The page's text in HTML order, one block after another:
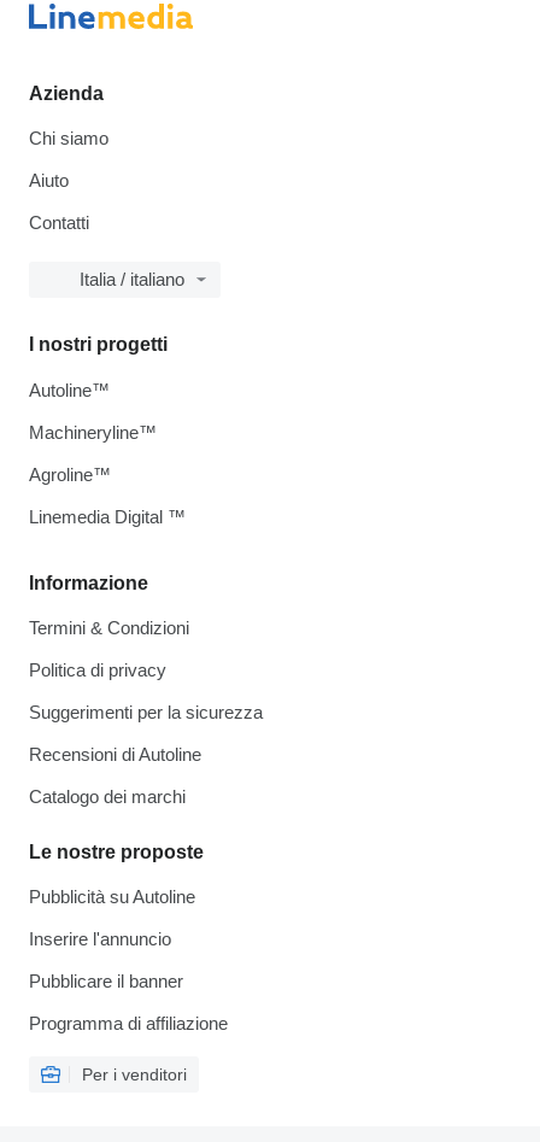
Azienda
Chi siamo
Aiuto
Contatti
Italia / italiano
Informazione
Termini & Condizioni
Politica di privacy
Suggerimenti per la sicurezza
Recensioni di Autoline
Catalogo dei marchi
Le nostre proposte
Pubblicità su Autoline
Inserire l'annuncio
Pubblicare il banner
Programma di affiliazione
Per i venditori
I nostri progetti
Autoline™
Machineryline™
Agroline™
Linemedia Digital ™